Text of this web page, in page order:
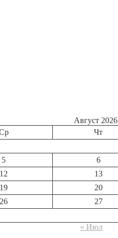
Август 2026
Чт
5 6
12 13
19 20
26 27
« Июл